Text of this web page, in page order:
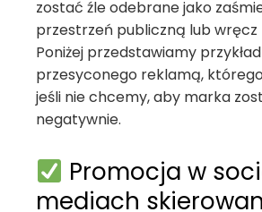
zostać źle odebrane jako
przestrzeń publiczną lub wręcz
Poniżej przedstawiamy
przesyconego reklamą,
jeśli nie chcemy, aby marka
negatywnie.
Promocja w
mediach